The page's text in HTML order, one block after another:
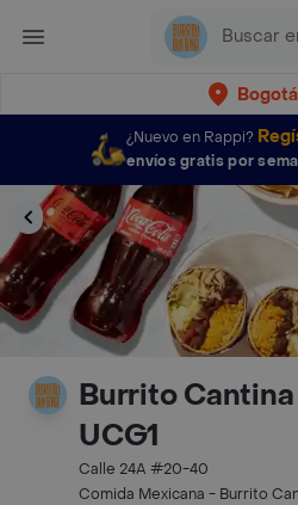
Bogotá
¿Nuevo en Rappi?
envíos gratis por
Burrito
UCG1
Calle 24A #20-40
Comida Mexicana - Burrito